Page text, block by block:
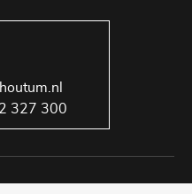
327 300